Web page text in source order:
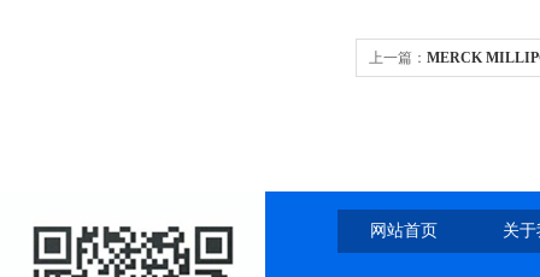
上一篇： MERCK
网站首页 关